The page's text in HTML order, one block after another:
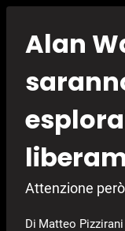
Alan
Attenzione
Di Matteo Pizzirani